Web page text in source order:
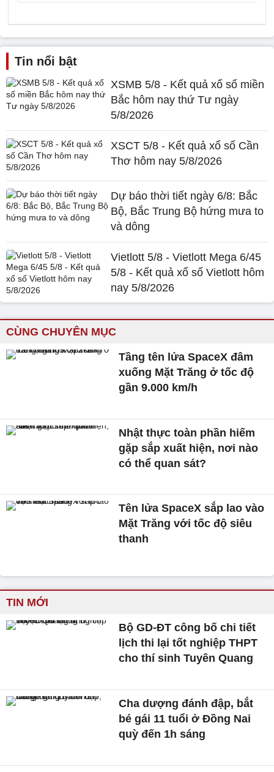
Tin nổi bật
XSMB 5/8 - Kết quả xổ số miền
Bắc hôm nay thứ Tư ngày
5/8/2026
XSCT 5/8 - Kết quả xổ số Cần
Thơ hôm nay 5/8/2026
Dự báo thời tiết ngày 6/8: Bắc
Bộ, Bắc Trung Bộ hứng mưa to
và dông
Vietlott 5/8 - Vietlott Mega 6/45
5/8 - Kết quả xổ số Vietlott hôm
nay 5/8/2026
CÙNG CHUYÊN MỤC
Tầng tên lửa SpaceX đâm
xuống Mặt Trăng ở tốc độ
gần 9.000 km/h
Nhật thực toàn phần hiếm
gặp sắp xuất hiện, nơi nào
có thể quan sát?
Tên lửa SpaceX sắp lao vào
Mặt Trăng với tốc độ siêu
thanh
TIN MỚI
Bộ GD-ĐT công bố chi tiết
lịch thi lại tốt nghiệp THPT
cho thí sinh Tuyên Quang
Cha dượng đánh đập, bắt
bé gái 11 tuổi ở Đồng Nai
quỳ đến 1h sáng